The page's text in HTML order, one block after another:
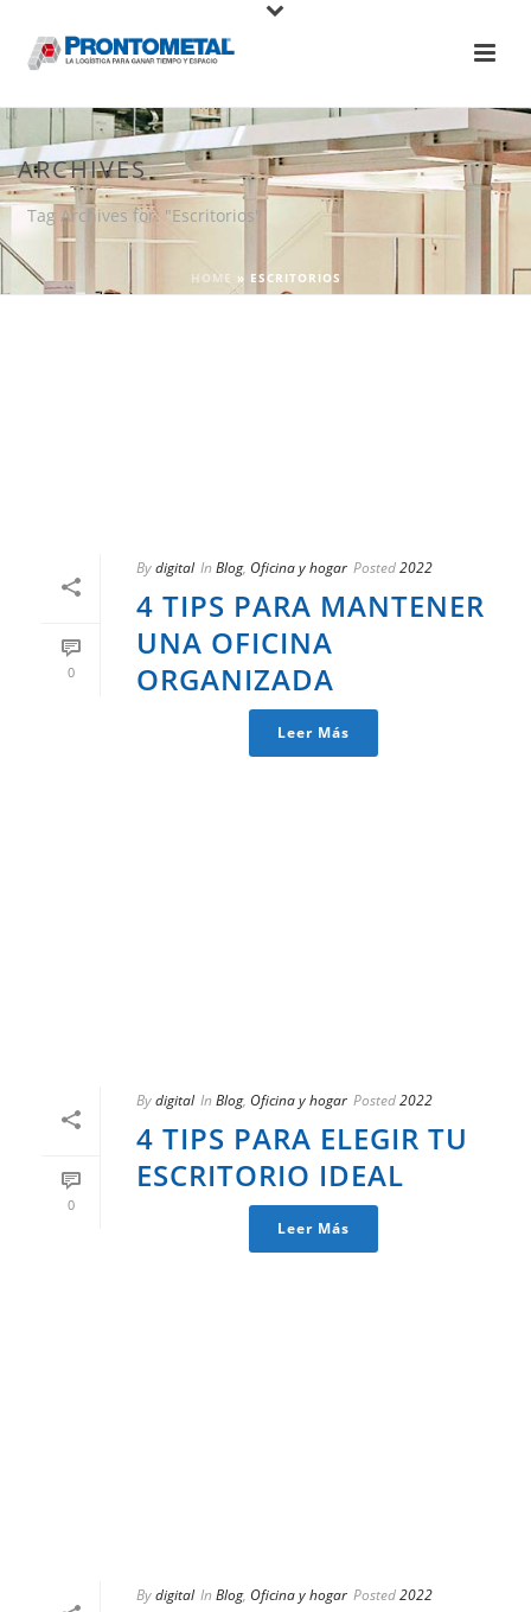
ARCHIVES
Tag Archives for: "Escritorios"
HOME » ESCRITORIOS
0
Bydigital In Blog, Oficina y hogar Posted2022
4 TIPS PARA MANTENER
UNA OFICINA
ORGANIZADA
Leer Más
0
Bydigital In Blog, Oficina y hogar Posted2022
4 TIPS PARA ELEGIR TU
ESCRITORIO IDEAL
Leer Más
Bydigital In Blog, Oficina y hogar Posted2022